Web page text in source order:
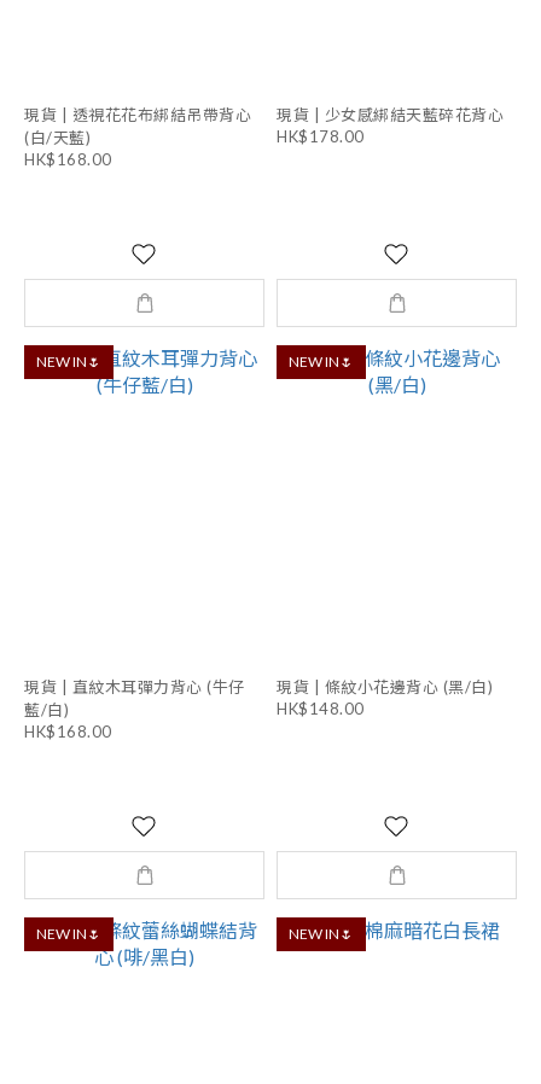
現貨 | 透視花花布綁結吊帶背心
(白/天藍)
HK$168.00
現貨 | 少女感綁結天藍碎花背心
HK$178.00
NEW IN🌷
現貨 | 直紋木耳彈力背心 (牛仔
藍/白)
HK$168.00
NEW IN🌷
現貨 | 條紋小花邊背心 (黑/白)
HK$148.00
NEW IN🌷 NEW IN🌷